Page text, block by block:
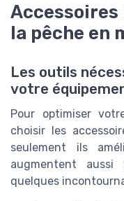
Accessoires
la pêche en
Les outils
votre
Pour optimiser
choisir les
seulement ils
augmentent aussi
quelques